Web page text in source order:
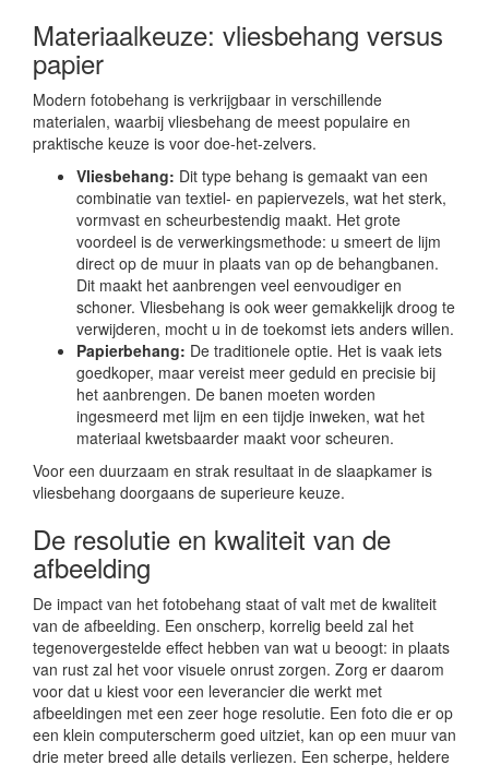
Materiaalkeuze: vliesbehang versus
papier
Modern fotobehang is verkrijgbaar in verschillende
materialen, waarbij vliesbehang de meest populaire en
praktische keuze is voor doe-het-zelvers.
Vliesbehang: Dit type behang is gemaakt van een
combinatie van textiel- en papiervezels, wat het sterk,
vormvast en scheurbestendig maakt. Het grote
voordeel is de verwerkingsmethode: u smeert de lijm
direct op de muur in plaats van op de behangbanen.
Dit maakt het aanbrengen veel eenvoudiger en
schoner. Vliesbehang is ook weer gemakkelijk droog te
verwijderen, mocht u in de toekomst iets anders willen.
Papierbehang: De traditionele optie. Het is vaak iets
goedkoper, maar vereist meer geduld en precisie bij
het aanbrengen. De banen moeten worden
ingesmeerd met lijm en een tijdje inweken, wat het
materiaal kwetsbaarder maakt voor scheuren.
Voor een duurzaam en strak resultaat in de slaapkamer is
vliesbehang doorgaans de superieure keuze.
De resolutie en kwaliteit van de
afbeelding
De impact van het fotobehang staat of valt met de kwaliteit
van de afbeelding. Een onscherp, korrelig beeld zal het
tegenovergestelde effect hebben van wat u beoogt: in plaats
van rust zal het voor visuele onrust zorgen. Zorg er daarom
voor dat u kiest voor een leverancier die werkt met
afbeeldingen met een zeer hoge resolutie. Een foto die er op
een klein computerscherm goed uitziet, kan op een muur van
drie meter breed alle details verliezen. Een scherpe, heldere